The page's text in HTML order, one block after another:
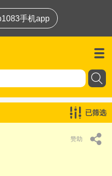
手机app
已筛选
赞助